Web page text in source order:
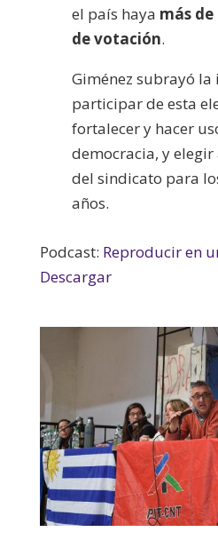
el país haya más
de votación.
Giménez subrayó
participar de esta
fortalecer y hacer
democracia, y elegir
del sindicato para
años.
Podcast: Reproducir en
Descargar